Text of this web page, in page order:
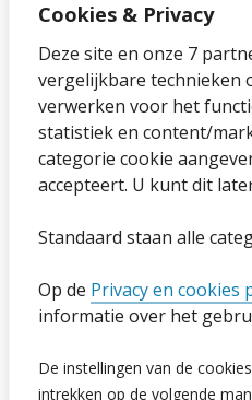
Cookies & Privacy
Deze site en onze 7
vergelijkbare technieken
verwerken voor het
statistiek en content/
categorie cookie
accepteert. U kunt dit
Standaard staan alle
Op de Privacy en cookies
informatie over het
De instellingen van de
intrekken op de volgende
Over onze website
Sitemap
Privacybeleid en cookies
Cookies wijzigen
Ga naar de pagina
Proclaimer en copyright